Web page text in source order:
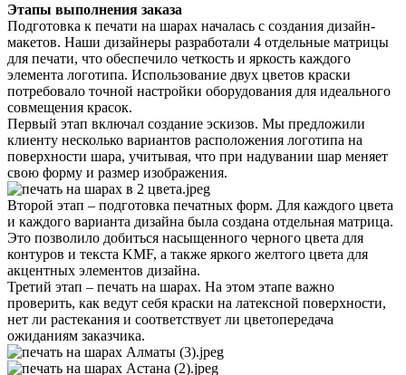
Этапы выполнения заказа
Подготовка к печати на шарах началась с создания дизайн-
макетов. Наши дизайнеры разработали 4 отдельные матрицы
для печати, что обеспечило четкость и яркость каждого
элемента логотипа. Использование двух цветов краски
потребовало точной настройки оборудования для идеального
совмещения красок.
Первый этап включал создание эскизов. Мы предложили
клиенту несколько вариантов расположения логотипа на
поверхности шара, учитывая, что при надувании шар меняет
свою форму и размер изображения.
Второй этап – подготовка печатных форм. Для каждого цвета
и каждого варианта дизайна была создана отдельная матрица.
Это позволило добиться насыщенного черного цвета для
контуров и текста KMF, а также яркого желтого цвета для
акцентных элементов дизайна.
Третий этап – печать на шарах. На этом этапе важно
проверить, как ведут себя краски на латексной поверхности,
нет ли растекания и соответствует ли цветопередача
ожиданиям заказчика.